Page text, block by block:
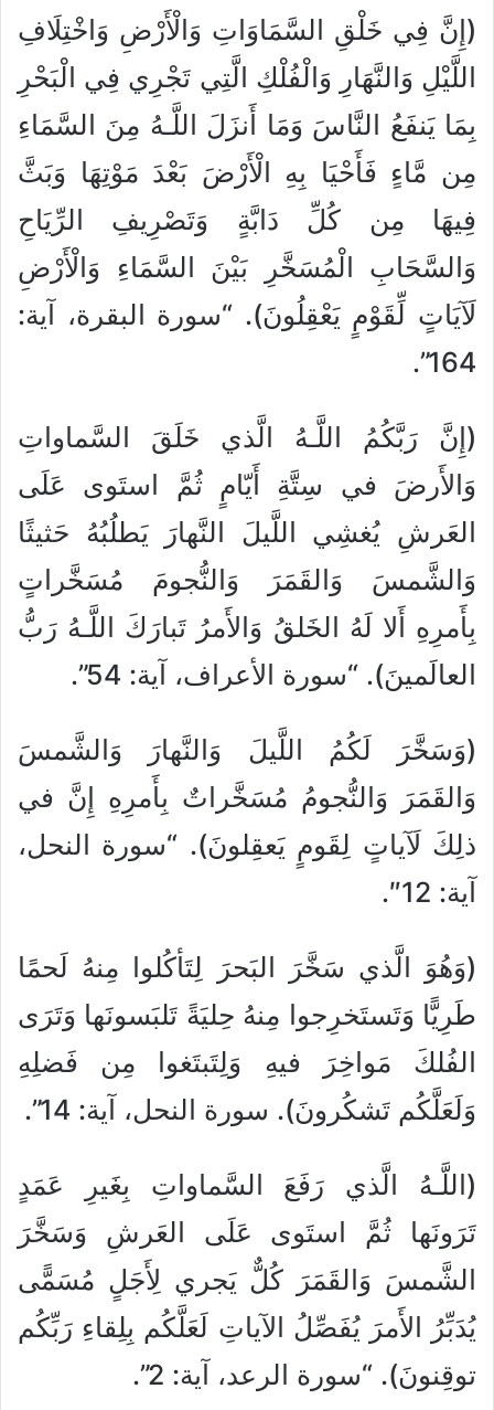
(إِنَّ فِي خَلْقِ السَّمَاوَاتِ وَالْأَرْضِ وَاخْتِلَافِ
اللَّيْلِ وَالنَّهَارِ وَالْفُلْكِ الَّتِي تَجْرِي فِي الْبَحْرِ
بِمَا يَنفَعُ النَّاسَ وَمَا أَنزَلَ اللَّـهُ مِنَ السَّمَاءِ
مِن مَّاءٍ فَأَحْيَا بِهِ الْأَرْضَ بَعْدَ مَوْتِهَا وَبَثَّ
فِيهَا مِن كُلِّ دَابَّةٍ وَتَصْرِيفِ الرِّيَاحِ
وَالسَّحَابِ الْمُسَخَّرِ بَيْنَ السَّمَاءِ وَالْأَرْضِ
لَآيَاتٍ لِّقَوْمٍ يَعْقِلُونَ). “سورة البقرة، آية:
164”.
(إِنَّ رَبَّكُمُ اللَّـهُ الَّذي خَلَقَ السَّماواتِ
وَالأَرضَ في سِتَّةِ أَيّامٍ ثُمَّ استَوى عَلَى
العَرشِ يُغشِي اللَّيلَ النَّهارَ يَطلُبُهُ حَثيثًا
وَالشَّمسَ وَالقَمَرَ وَالنُّجومَ مُسَخَّراتٍ
بِأَمرِهِ أَلا لَهُ الخَلقُ وَالأَمرُ تَبارَكَ اللَّـهُ رَبُّ
العالَمينَ). “سورة الأعراف، آية: 54”.
(وَسَخَّرَ لَكُمُ اللَّيلَ وَالنَّهارَ وَالشَّمسَ
وَالقَمَرَ وَالنُّجومُ مُسَخَّراتٌ بِأَمرِهِ إِنَّ في
ذلِكَ لَآياتٍ لِقَومٍ يَعقِلونَ). “سورة النحل،
آية: 12″.
(وَهُوَ الَّذي سَخَّرَ البَحرَ لِتَأكُلوا مِنهُ لَحمًا
طَرِيًّا وَتَستَخرِجوا مِنهُ حِليَةً تَلبَسونَها وَتَرَى
الفُلكَ مَواخِرَ فيهِ وَلِتَبتَغوا مِن فَضلِهِ
وَلَعَلَّكُم تَشكُرونَ). سورة النحل، آية: 14”.
(اللَّـهُ الَّذي رَفَعَ السَّماواتِ بِغَيرِ عَمَدٍ
تَرَونَها ثُمَّ استَوى عَلَى العَرشِ وَسَخَّرَ
الشَّمسَ وَالقَمَرَ كُلٌّ يَجري لِأَجَلٍ مُسَمًّى
يُدَبِّرُ الأَمرَ يُفَصِّلُ الآياتِ لَعَلَّكُم بِلِقاءِ رَبِّكُم
توقِنونَ). “سورة الرعد، آية: 2”.